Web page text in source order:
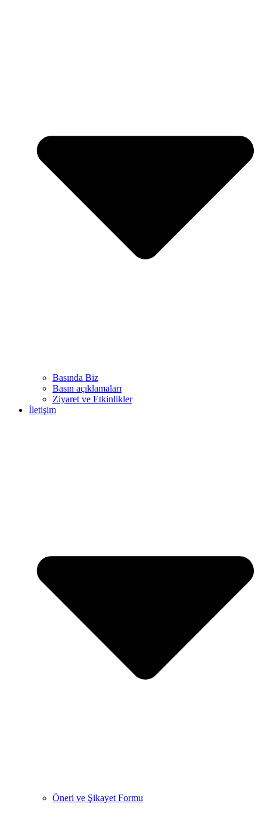
Basında Biz
Basın açıklamaları
Ziyaret ve Etkinlikler
İletişim
Öneri ve Şikayet Formu